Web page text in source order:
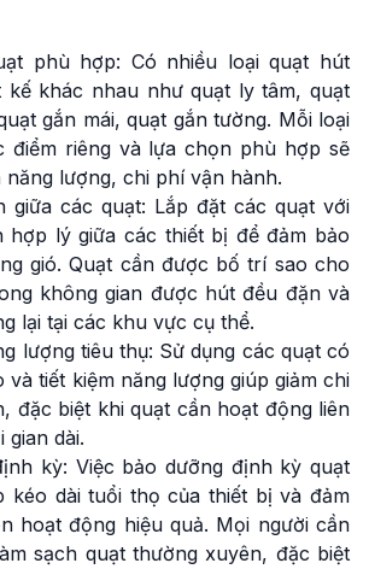
phù hợp: Có nhiều loại quạt hút
kế khác nhau như quạt ly tâm, quạt
gắn mái, quạt gắn tường. Mỗi loại
điểm riêng và lựa chọn phù hợp sẽ
năng lượng, chi phí vận hành.
giữa các quạt: Lắp đặt các quạt với
hợp lý giữa các thiết bị để đảm bảo
gió. Quạt cần được bố trí sao cho
không gian được hút đều đặn và
lại tại các khu vực cụ thể.
lượng tiêu thụ: Sử dụng các quạt có
và tiết kiệm năng lượng giúp giảm chi
đặc biệt khi quạt cần hoạt động liên
gian dài.
kỳ: Việc bảo dưỡng định kỳ quạt
kéo dài tuổi thọ của thiết bị và đảm
hoạt động hiệu quả. Mọi người cần
sạch quạt thường xuyên, đặc biệt